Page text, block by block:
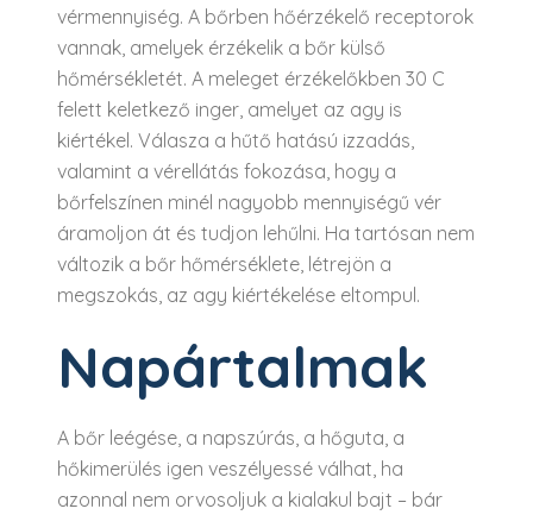
vérmennyiség. A bőrben hőérzékelő receptorok
vannak, amelyek érzékelik a bőr külső
hőmérsékletét. A meleget érzékelőkben 30 C
felett keletkező inger, amelyet az agy is
kiértékel. Válasza a hűtő hatású izzadás,
valamint a vérellátás fokozása, hogy a
bőrfelszínen minél nagyobb mennyiségű vér
áramoljon át és tudjon lehűlni. Ha tartósan nem
változik a bőr hőmérséklete, létrejön a
megszokás, az agy kiértékelése eltompul.
Napártalmak
A bőr leégése, a napszúrás, a hőguta, a
hőkimerülés igen veszélyessé válhat, ha
azonnal nem orvosoljuk a kialakul bajt – bár